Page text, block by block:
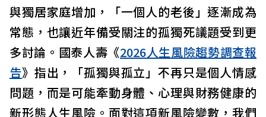
與獨居家庭增加，「一個人的老後」逐漸成為
常態，也讓近年備受關注的孤獨死議題受到更
多討論。國泰人壽《2026人生風險趨勢調查報
告》指出，「孤獨與孤立」不再只是個人情感
問題，而是可能牽動身體、心理與財務健康的
新形態人生風險。面對這項新風險變數，我們